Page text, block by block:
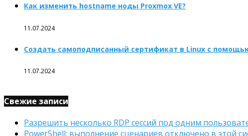
Как изменить hostname ноды Proxmox VE?
11.07.2024
Создать самоподписанный сертификат в Linux с помощью
11.07.2024
Свежие записи
Разрешить несколько RDP сессий под одним
PowerShell: выполнение сценариев отключено в этой